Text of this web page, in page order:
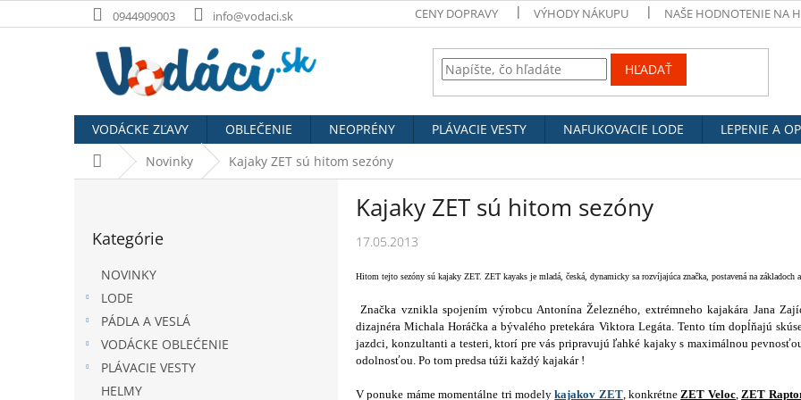
na
0944909003 info@vodaci.sk CENY DOPRAVY VÝHODY NÁKUPU NAŠE HODNOTENIE NA
HĽADAŤ
VODÁCKE ZĽAVY OBLEČENIE NEOPRÉNY PLÁVACIE VESTY NAFUKOVACIE LODE LEPENIE A
DomovNovinky Kajaky ZET sú hitom sezóny
kategórie
Kategórie
NOVINKY
LODE
PÁDLA A VESLÁ
VODÁCKE OBLEĆENIE
PLÁVACIE VESTY
HELMY
Kajaky ZET sú hitom sezóny
17.05.2013
Hitom tejto sezóny sú kajaky ZET. ZET kayaks je mladá, česká, dynamicky sa rozvíjajúca značka, postavená na základoch
Značka vznikla spojením výrobcu Antonína Železného, extrémneho kajakára Jana
dizajnéra Michala Horáčka a bývalého pretekára Viktora Legáta. Tento tím dopĺňajú
jazdci, konzultanti a testeri, ktorí pre vás pripravujú ľahké kajaky s maximálnou
odolnosťou. Po tom predsa túži každý kajakár !
V ponuke máme momentálne tri modelykajakov ZET, konkrétne ZET Veloc, ZET